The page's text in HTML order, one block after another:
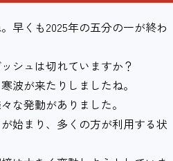
早くも2025年の五分の一が終わ
シュは切れていますか？
波が来たりしましたね。
な発動がありました。
始まり、多くの方が利用する状